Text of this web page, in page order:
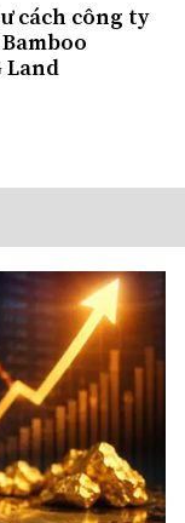
cách công ty
Land